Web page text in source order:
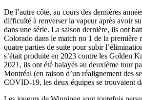
De l’autre côté, au cours des dernières
difficulté à renverser la vapeur après avoir
dans une série. La saison dernière, ils ont
Colorado dans le match no 1 de la première
quatre parties de suite pour subir
s’était produite en 2023 contre les Golden
2021, ils ont été balayés au deuxième tour
Montréal (en raison d’un réalignement des
COVID-19, les deux équipes se trouvaient